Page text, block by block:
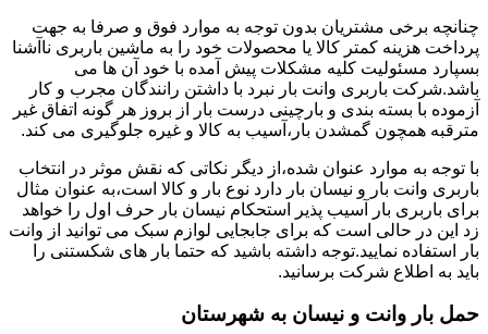
چنانچه برخی مشتریان بدون توجه به موارد فوق و صرفا به جهت
پرداخت هزینه کمتر کالا یا محصولات خود را به ماشین باربری ناآشنا
بسپارد مسئولیت کلیه مشکلات پیش آمده با خود آن ها می
باشد.شرکت باربری وانت بار نبرد با داشتن رانندگان مجرب و کار
آزموده با بسته بندی و بارچینی درست بار از بروز هر گونه اتفاق غیر
مترقبه همچون گمشدن بار،آسیب به کالا و غیره جلوگیری می کند.
با توجه به موارد عنوان شده،از دیگر نکاتی که نقش موثر در انتخاب
باربری وانت بار و نیسان بار دارد نوع بار و کالا است،به عنوان مثال
برای باربری بار آسیب پذیر استحکام نیسان بار حرف اول را خواهد
زد این در حالی است که برای جابجایی لوازم سبک می توانید از وانت
بار استفاده نمایید.توجه داشته باشید که حتما بار های شکستنی را
باید به اطلاع شرکت برسانید.
حمل بار وانت و نیسان به شهرستان